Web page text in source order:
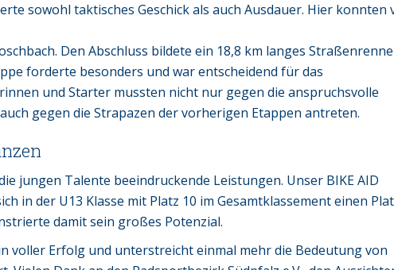
sowohl taktisches Geschick als auch Ausdauer. Hier konnten
Den Abschluss bildete ein 18,8 km langes
forderte besonders und war entscheidend für das
und Starter mussten nicht nur gegen die anspruchsvolle
gegen die Strapazen der vorherigen Etappen antreten.
jungen Talente beeindruckende Leistungen. Unser BIKE AID
in der U13 Klasse mit Platz 10 im Gesamtklassement einen
damit sein großes Potenzial.
voller Erfolg und unterstreicht einmal mehr die Bedeutung von